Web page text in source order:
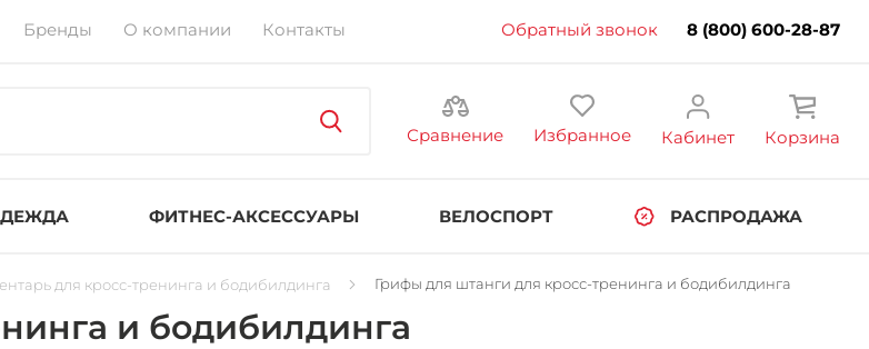
Бренды О компании Контакты Обратный звонок 8 (800) 600-28-87
Сравнение Избранное Кабинет Корзина
ФИТНЕС-АКСЕССУАРЫ ВЕЛОСПОРТ РАСПРОДАЖА
для кросс-тренинга и бодибилдинга Грифы для штанги для кросс-тренинга и бодибилдинга
и бодибилдинга